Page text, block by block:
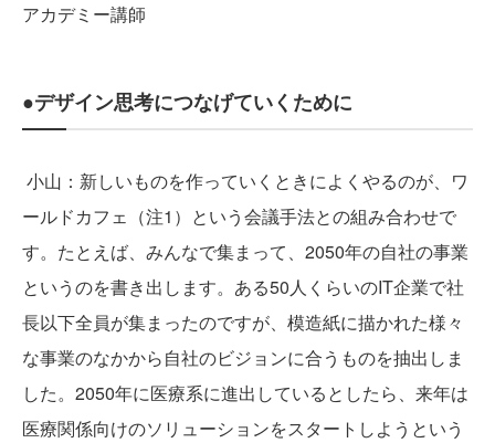
アカデミー講師
●デザイン思考につなげていくために
小山：新しいものを作っていくときによくやるのが、ワ
ールドカフェ（注1）という会議手法との組み合わせで
す。たとえば、みんなで集まって、2050年の自社の事業
というのを書き出します。ある50人くらいのIT企業で社
長以下全員が集まったのですが、模造紙に描かれた様々
な事業のなかから自社のビジョンに合うものを抽出しま
した。2050年に医療系に進出しているとしたら、来年は
医療関係向けのソリューションをスタートしようという